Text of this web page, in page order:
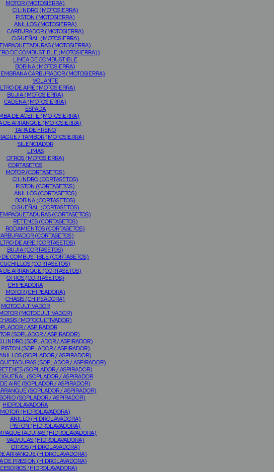
MOTOR (MOTOSIERRA)
CILINDRO (MOTOSIERRA)
PISTON (MOTOSIERRA)
ANILLOS (MOTOSIERRA)
CARBURADOR (MOTOSIERRA)
CIGÜEÑAL (MOTOSIERRA)
EMPAQUETADURAS (MOTOSIERRA)
DE COMBUSTIBLE (MOTOSIERRA))
LINEA DE COMBUSTIBLE
BOBINA (MOTOSIERRA)
CARBURADOR (MOTOSIERRA)
VOLANTE
DE AIRE (MOTOSIERRA)
BUJIA (MOTOSIERRA)
CADENA (MOTOSIERRA)
ESPADA
DE ACEITE (MOTOSIERRA)
DE ARRANQUE (MOTOSIERRA)
TAPA DE FRENO
/ TAMBOR (MOTOSIERRA)
SILENCIADOR
LIMAS
OTROS (MOTOSIERRA)
CORTASETOS
MOTOR (CORTASETOS)
CILINDRO (CORTASETOS)
PISTON (CORTASETOS)
ANILLOS (CORTASETOS)
BOBINA (CORTASETOS)
CIGUEÑAL (CORTASETOS)
EMPAQUETADURAS (CORTASETOS)
RETENES (CORTASETOS)
RODAMIENTOS (CORTASETOS)
(CORTASETOS)
DE AIRE (CORTASETOS)
BUJIA (CORTASETOS)
DE COMBUSTIBLE (CORTASETOS)
CUCHILLOS (CORTASETOS)
DE ARRANQUE (CORTASETOS)
OTROS (CORTASETOS)
CHIPEADORA
MOTOR (CHIPEADORA)
CHASIS (CHIPEADORA)
MOTOCULTIVADOR
(MOTOCULTIVADOR)
(MOTOCULTIVADOR)
/ ASPIRADOR
(SOPLADOR / ASPIRADOR)
(SOPLADOR / ASPIRADOR)
PISTON (SOPLADOR / ASPIRADOR)
(SOPLADOR / ASPIRADOR)
(SOPLADOR / ASPIRADOR)
(SOPLADOR / ASPIRADOR)
(SOPLADOR / ASPIRADOR
AIRE (SOPLADOR / ASPIRADOR)
(SOPLADOR / ASPIRADOR)
(SOPLADOR / ASPIRADOR)
HIDROLAVADORA
MOTOR (HIDROLAVADORA)
ANILLO (HIDROLAVADORA)
PISTON (HIDROLAVADORA)
(HIDROLAVADORA)
VALVULAS (HIDROLAVADORA)
OTROS (HIDROLAVADORA)
ARRANQUE (HIDROLAVADORA)
DE PRESION (HIDROLAVADORA)
(HIDROLAVADORA)